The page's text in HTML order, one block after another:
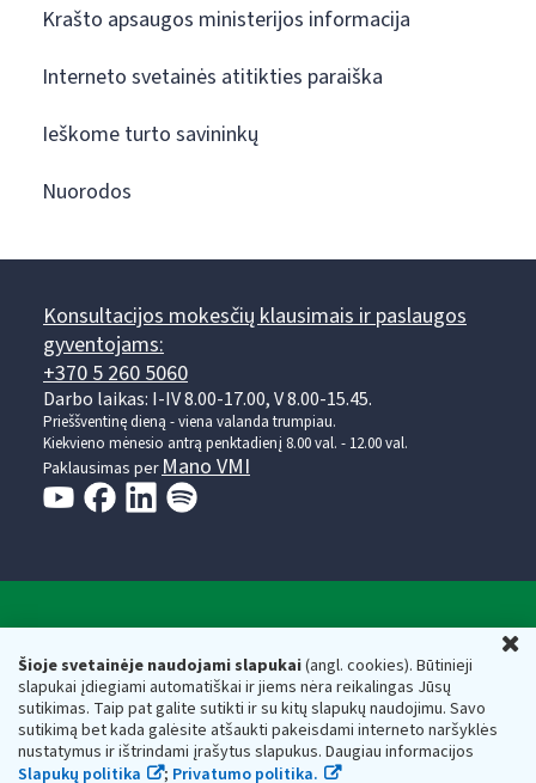
Šioje svetainėje naudojami slapukai(angl. cookies). Būtinieji
slapukai įdiegiami automatiškai ir jiems nėra reikalingas Jūsų
sutikimas. Taip pat galite sutikti ir su kitų slapukų naudojimu. Savo
sutikimą bet kada galėsite atšaukti pakeisdami interneto naršyklės
nustatymus ir ištrindami įrašytus slapukus. Daugiau informacijos
Slapukų politika
; Privatumo politika.
Krašto apsaugos ministerijos informacija
Interneto svetainės atitikties paraiška
Ieškome turto savininkų
Nuorodos
Konsultacijos mokesčių klausimais ir paslaugos
gyventojams:
+370 5 260 5060
Darbo laikas: I-IV 8.00-17.00, V 8.00-15.45.
Prieššventinę dieną - viena valanda trumpiau.
Kiekvieno mėnesio antrą penktadienį 8.00 val. - 12.00 val.
Paklausimas per Mano VMI
Respublikos finansų ministerijos
Biudžetinė įstaiga. Juridinio asmens kodas — 188659752,
adresas: Vasario 16-osios g. 14, 01107 Vilnius, Lietuva, el.paštas:
vmi@vmi.lt, E. pristatymo dėžutės adresas 188659752
Duomenys apie Valstybinę mokesčių inspekciją prie Lietuvos